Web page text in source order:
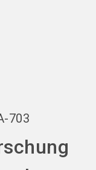
703